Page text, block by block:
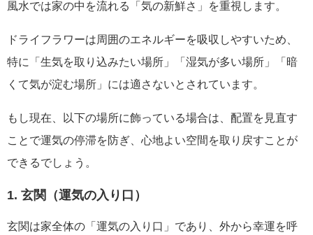
風水では家の中を流れる「気の新鮮さ」を重視します。
ドライフラワーは周囲のエネルギーを吸収しやすいため、
特に「生気を取り込みたい場所」「湿気が多い場所」「暗
くて気が淀む場所」には適さないとされています。
もし現在、以下の場所に飾っている場合は、配置を見直す
ことで運気の停滞を防ぎ、心地よい空間を取り戻すことが
できるでしょう。
1. 玄関（運気の入り口）
玄関は家全体の「運気の入り口」であり、外から幸運を呼